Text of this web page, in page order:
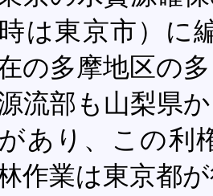
は東京市）に
の多摩地区の
流部も山梨県
あり、この利
作業は東京都